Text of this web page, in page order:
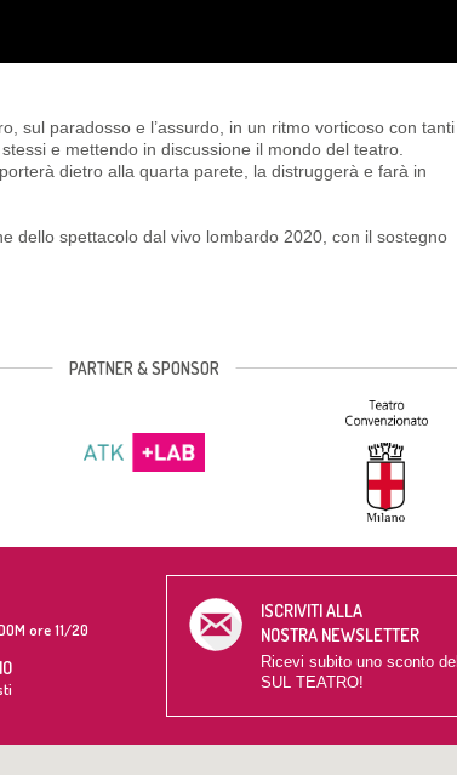
sul paradosso e l’assurdo, in un ritmo vorticoso con tanti
e mettendo in discussione il mondo del teatro.
dietro alla quarta parete, la distruggerà e farà in
dello spettacolo dal vivo lombardo 2020, con il sostegno
PARTNER & SPONSOR
ore 11/20
ISCRIVITI ALLA
NOSTRA NEWSLETTER
Ricevi subito uno sconto del
SUL TEATRO!